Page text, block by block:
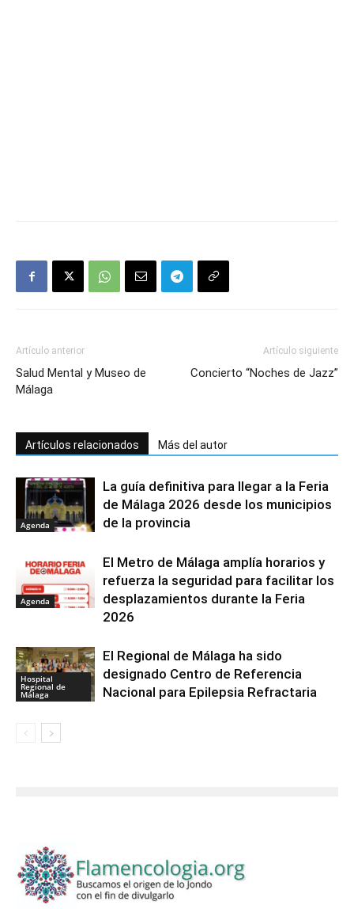
Artículo anterior
Salud Mental y Museo de
Málaga
Artículo siguiente
Concierto “Noches de Jazz”
Artículos relacionados Más del autor
Agenda
La guía definitiva para llegar a la Feria
de Málaga 2026 desde los municipios
de la provincia
Agenda
El Metro de Málaga amplía horarios y
refuerza la seguridad para facilitar los
desplazamientos durante la Feria
2026
Hospital
Regional de
Málaga
El Regional de Málaga ha sido
designado Centro de Referencia
Nacional para Epilepsia Refractaria